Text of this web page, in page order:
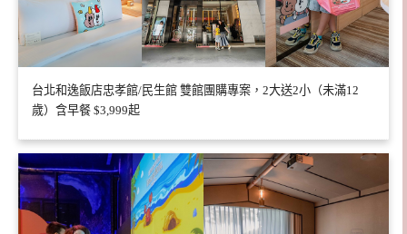
台北和逸飯店忠孝館/民生館 雙館團購專案，2大送2小（未滿12
歲）含早餐 $3,999起